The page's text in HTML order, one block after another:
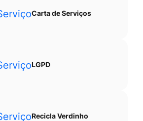
Carta de Serviços
LGPD
Recicla Verdinho